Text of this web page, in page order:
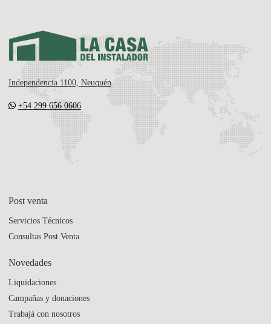
Independencia 1100, Neuquén
+54 299 656 0606
Post venta
Servicios Técnicos
Consultas Post Venta
Novedades
Liquidaciones
Campañas y donaciones
Trabajá con nosotros